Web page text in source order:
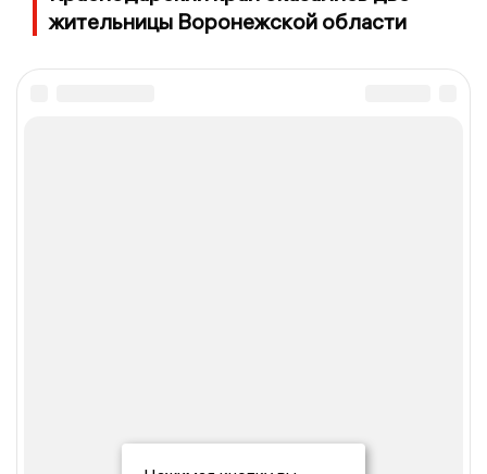
жительницы Воронежской области